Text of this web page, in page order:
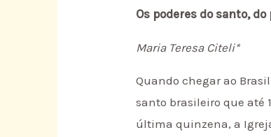
Os poderes do santo,
Maria Teresa Citeli*
Quando chegar ao
santo brasileiro que até
última quinzena, a